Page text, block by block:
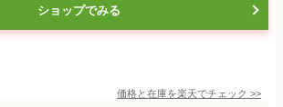
ショップでみる
価格と在庫を楽天でチェック >>